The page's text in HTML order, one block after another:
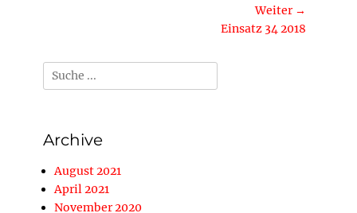
Weiter →
Einsatz 34 2018
Suche
nach:
Archive
August 2021
April 2021
November 2020